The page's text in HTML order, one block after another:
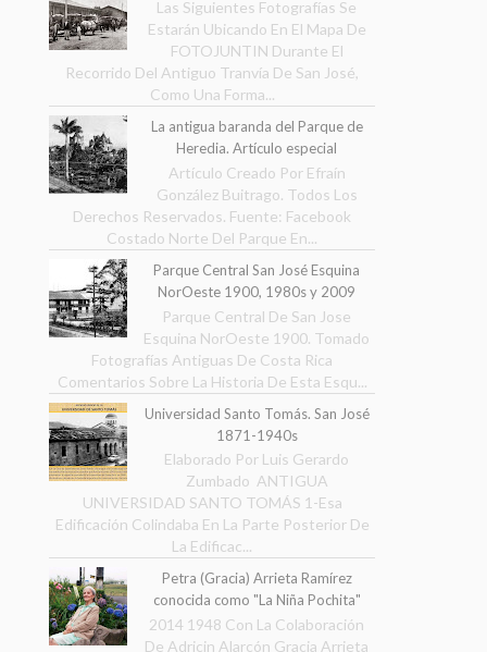
Las Siguientes Fotografías Se
Estarán Ubicando En El Mapa De
FOTOJUNTIN Durante El
Recorrido Del Antiguo Tranvía De San José,
Como Una Forma...
La antigua baranda del Parque de
Heredia. Artículo especial
Artículo Creado Por Efraín
González Buitrago. Todos Los
Derechos Reservados. Fuente: Facebook
Costado Norte Del Parque En...
Parque Central San José Esquina
NorOeste 1900, 1980s y 2009
Parque Central De San Jose
Esquina NorOeste 1900. Tomado
Fotografías Antiguas De Costa Rica
Comentarios Sobre La Historia De Esta Esqu...
Universidad Santo Tomás. San José
1871-1940s
Elaborado Por Luis Gerardo
Zumbado ANTIGUA
UNIVERSIDAD SANTO TOMÁS 1-Esa
Edificación Colindaba En La Parte Posterior De
La Edificac...
Petra (Gracia) Arrieta Ramírez
conocida como "La Niña Pochita"
2014 1948 Con La Colaboración
De Adricin Alarcón Gracia Arrieta